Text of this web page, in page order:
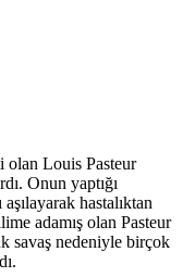
olan Louis Pasteur
Onun yaptığı
hastalıktan
adamış olan Pasteur
savaş nedeniyle birçok